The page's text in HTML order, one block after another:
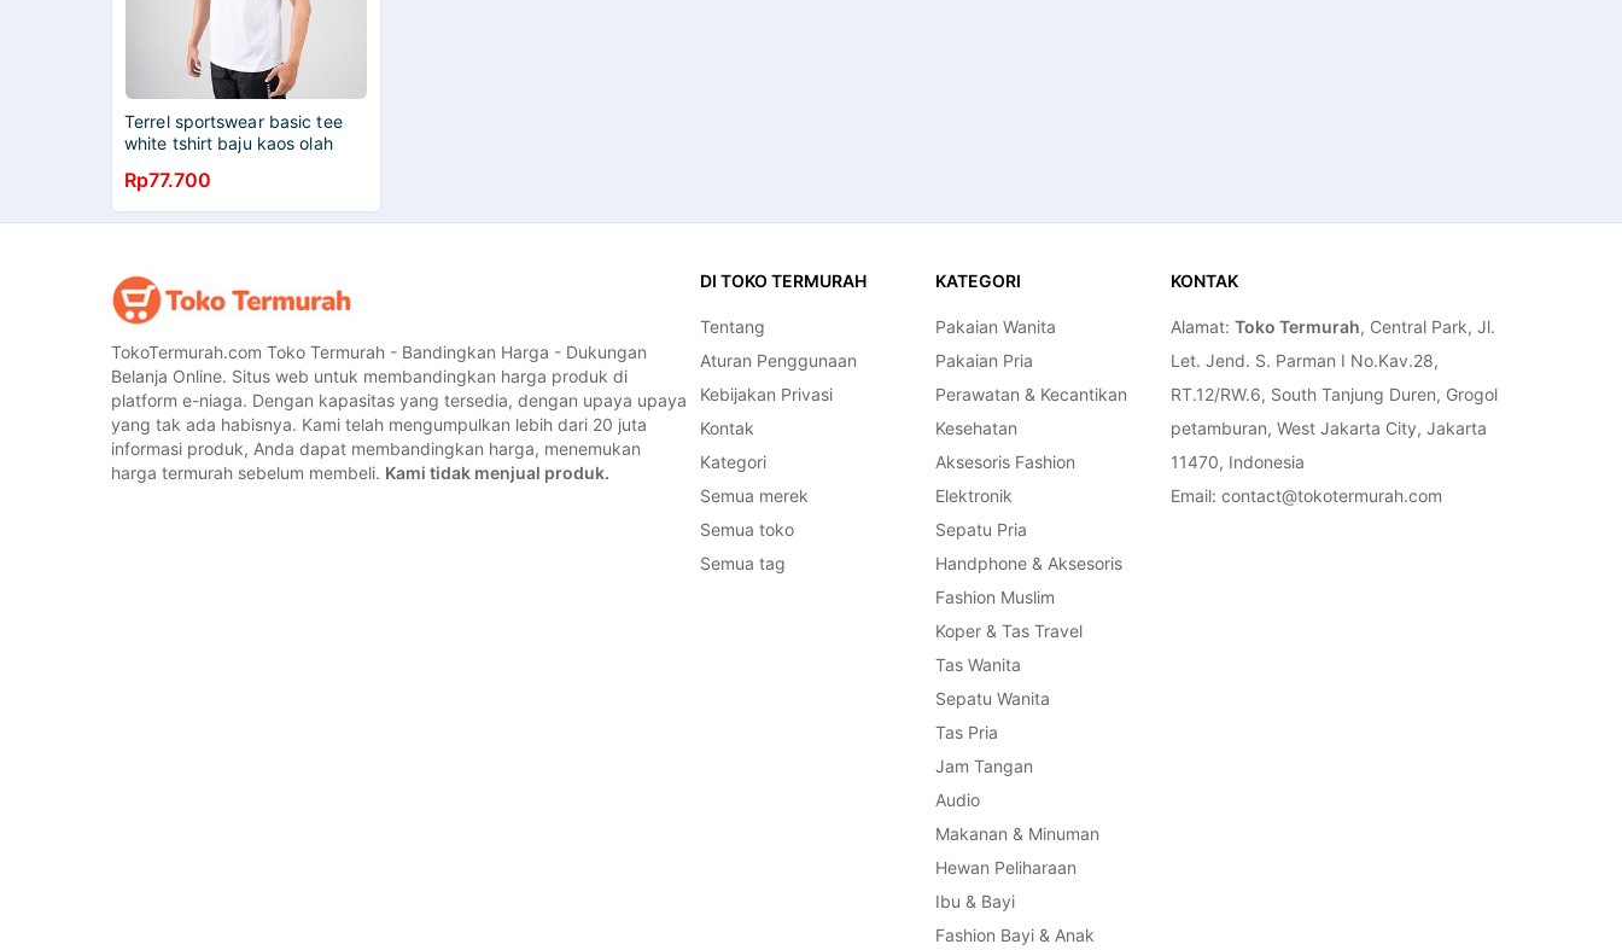
Terrel sportswear basic tee
white tshirt baju kaos olah
Rp77.700
TokoTermurah.com Toko Termurah - Bandingkan Harga - Dukungan
Belanja Online. Situs web untuk membandingkan harga produk di
platform e-niaga. Dengan kapasitas yang tersedia, dengan upaya upaya
yang tak ada habisnya. Kami telah mengumpulkan lebih dari 20 juta
informasi produk, Anda dapat membandingkan harga, menemukan
harga termurah sebelum membeli. Kami tidak menjual produk.
DI TOKO TERMURAH
Tentang
Aturan Penggunaan
Kebijakan Privasi
Kontak
Kategori
Semua merek
Semua toko
Semua tag
KATEGORI
Pakaian Wanita
Pakaian Pria
Perawatan & Kecantikan
Kesehatan
Aksesoris Fashion
Elektronik
Sepatu Pria
Handphone & Aksesoris
Fashion Muslim
Koper & Tas Travel
Tas Wanita
Sepatu Wanita
Tas Pria
Jam Tangan
Audio
Makanan & Minuman
Hewan Peliharaan
Ibu & Bayi
Fashion Bayi & Anak
KONTAK
Alamat: Toko Termurah, Central Park, Jl.
Let. Jend. S. Parman I No.Kav.28,
RT.12/RW.6, South Tanjung Duren, Grogol
petamburan, West Jakarta City, Jakarta
11470, Indonesia
Email: contact@tokotermurah.com